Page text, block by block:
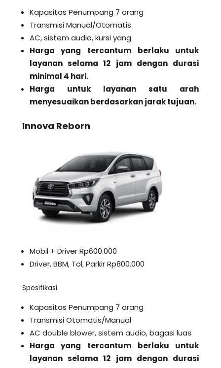
Kapasitas Penumpang 7 orang
Transmisi Manual/Otomatis
AC, sistem audio, kursi yang
Harga yang tercantum berlaku untuk
layanan selama 12 jam dengan durasi
minimal 4 hari.
Harga untuk layanan satu arah
menyesuaikan berdasarkan jarak tujuan.
Innova Reborn
Mobil + Driver Rp600.000
Driver, BBM, Tol, Parkir Rp800.000
Spesifikasi
Kapasitas Penumpang 7 orang
Transmisi Otomatis/Manual
AC double blower, sistem audio, bagasi luas
Harga yang tercantum berlaku untuk
layanan selama 12 jam dengan durasi